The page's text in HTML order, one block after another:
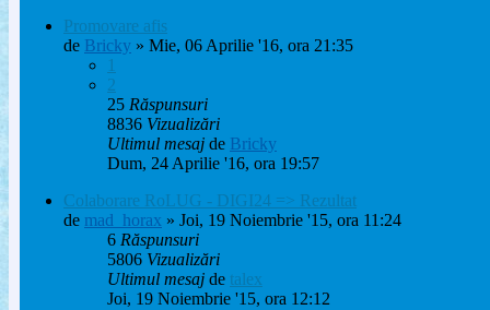
Promovare afis
de Bricky » Mie, 06 Aprilie '16, ora 21:35
1
2
25 Răspunsuri
8836 Vizualizări
Ultimul mesaj de Bricky
Dum, 24 Aprilie '16, ora 19:57
Colaborare RoLUG - DIGI24 => Rezultat
de mad_horax » Joi, 19 Noiembrie '15, ora 11:24
6 Răspunsuri
5806 Vizualizări
Ultimul mesaj de talex
Joi, 19 Noiembrie '15, ora 12:12